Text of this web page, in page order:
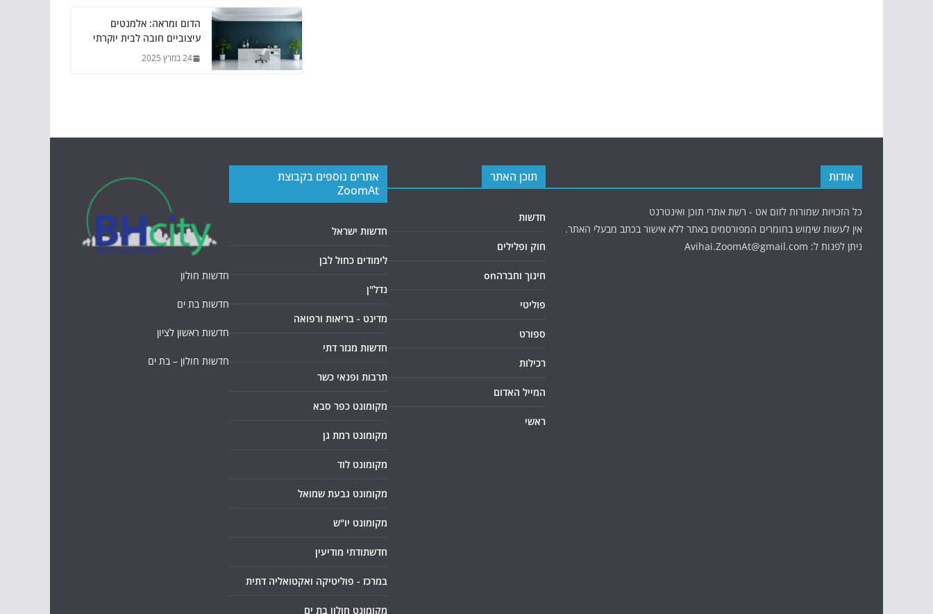
הדום ומראה: אלמנטים
עיצוביים חובה לבית יוקרתי
24 במרץ 2025
אודות
כל הזכויות שמורות לזום אט - רשת אתרי תוכן ואינטרנט
אין לעשות שימוש בחומרים המפורסמים באתר ללא אישור בכתב מבעלי האתר.
ניתן לפנות ל: Avihai.ZoomAt@gmail.com
תוכן האתר
חדשות
חוק ופלילים
חינוך וחברהon
פוליטי
ספורט
רכילות
המייל האדום
ראשי
אתרים נוספים בקבוצת
ZoomAt
חדשות ישראל
לימודים כחול לבן
נדל"ן
מדינט - בריאות ורפואה
חדשות מגזר דתי
תרבות ופנאי כשר
מקומונט כפר סבא
מקומונט רמת גן
מקומונט לוד
מקומונט גבעת שמואל
מקומונט יו"ש
חדשתודתי מודיעין
במרכז - פוליטיקה ואקטואליה דתית
מקומונט חולון בת ים
חדשות חולון
חדשות בת ים
חדשות ראשון לציון
חדשות חולון – בת ים